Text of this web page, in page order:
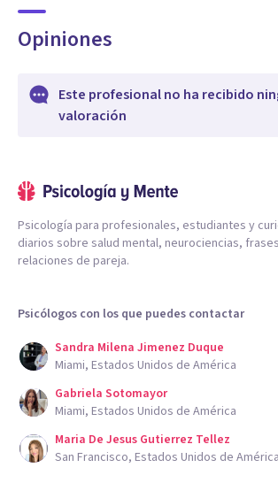
Opiniones
Este profesional no ha recibido
valoración
Psicología para profesionales, estudiantes y
diarios sobre salud mental, neurociencias,
relaciones de pareja.
Psicólogos con los que puedes contactar
Sandra Milena Jimenez Duque
Miami, Estados Unidos de América
Gabriela Sotomayor
Miami, Estados Unidos de América
Maria De Jesus Gutierrez Tellez
San Francisco, Estados Unidos de América